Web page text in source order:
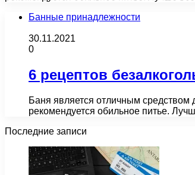
Банные принадлежности
30.11.2021
0
6 рецептов
Баня является отличным средством
рекомендуется обильное питье.
Последние записи